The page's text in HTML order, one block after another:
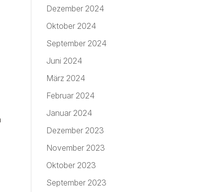
Dezember 2024
Oktober 2024
September 2024
Juni 2024
März 2024
Februar 2024
Januar 2024
Dezember 2023
November 2023
Oktober 2023
September 2023